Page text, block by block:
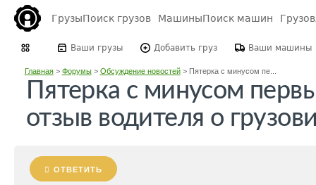
ГрузыПоиск грузов МашиныПоиск машин
Ваши грузы Добавить груз Ваши машины
Главная> Форумы> Обсуждение новостей> Пятерка с минусом пе...
Пятерка с минусом
отзыв водителя о
ОТВЕТИТЬ